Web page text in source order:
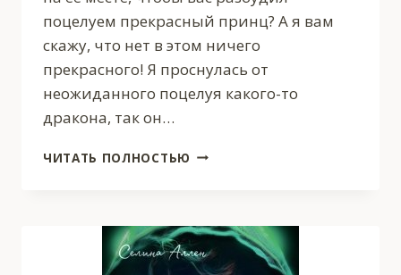
поцелуем прекрасный принц? А я вам
скажу, что нет в этом ничего
прекрасного! Я проснулась от
неожиданного поцелуя какого-то
дракона, так он…
ЧИТАТЬ ПОЛНОСТЬЮ ХОЗЯЙКА
ДУРДОМ
НА
ВЫЕЗДЕ